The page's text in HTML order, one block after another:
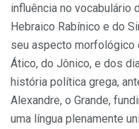
influência no vocabulário
Hebraico Rabínico e do
seu aspecto morfológico
Ático, do Jônico, e dos
história política grega,
Alexandre, o Grande,
uma língua plenamente